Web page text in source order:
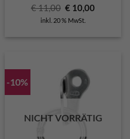
€11,00 Ursprünglicher
Preis
war:
€ 10,00
inkl. 20 % MwSt.
-10%
NICHT VORRÄTIG